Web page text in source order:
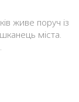
живе поруч із
міста.